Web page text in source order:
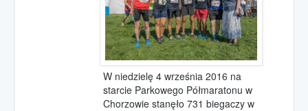
W niedzielę 4 września 2016 na
starcie Parkowego Półmaratonu w
Chorzowie stanęło 731 biegaczy w